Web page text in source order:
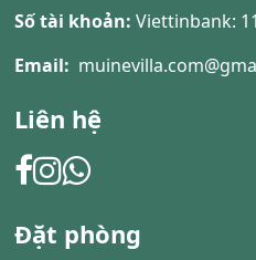
Số tài khoản:Viettinbank:
Email:
Liên hệ
Đặt phòng